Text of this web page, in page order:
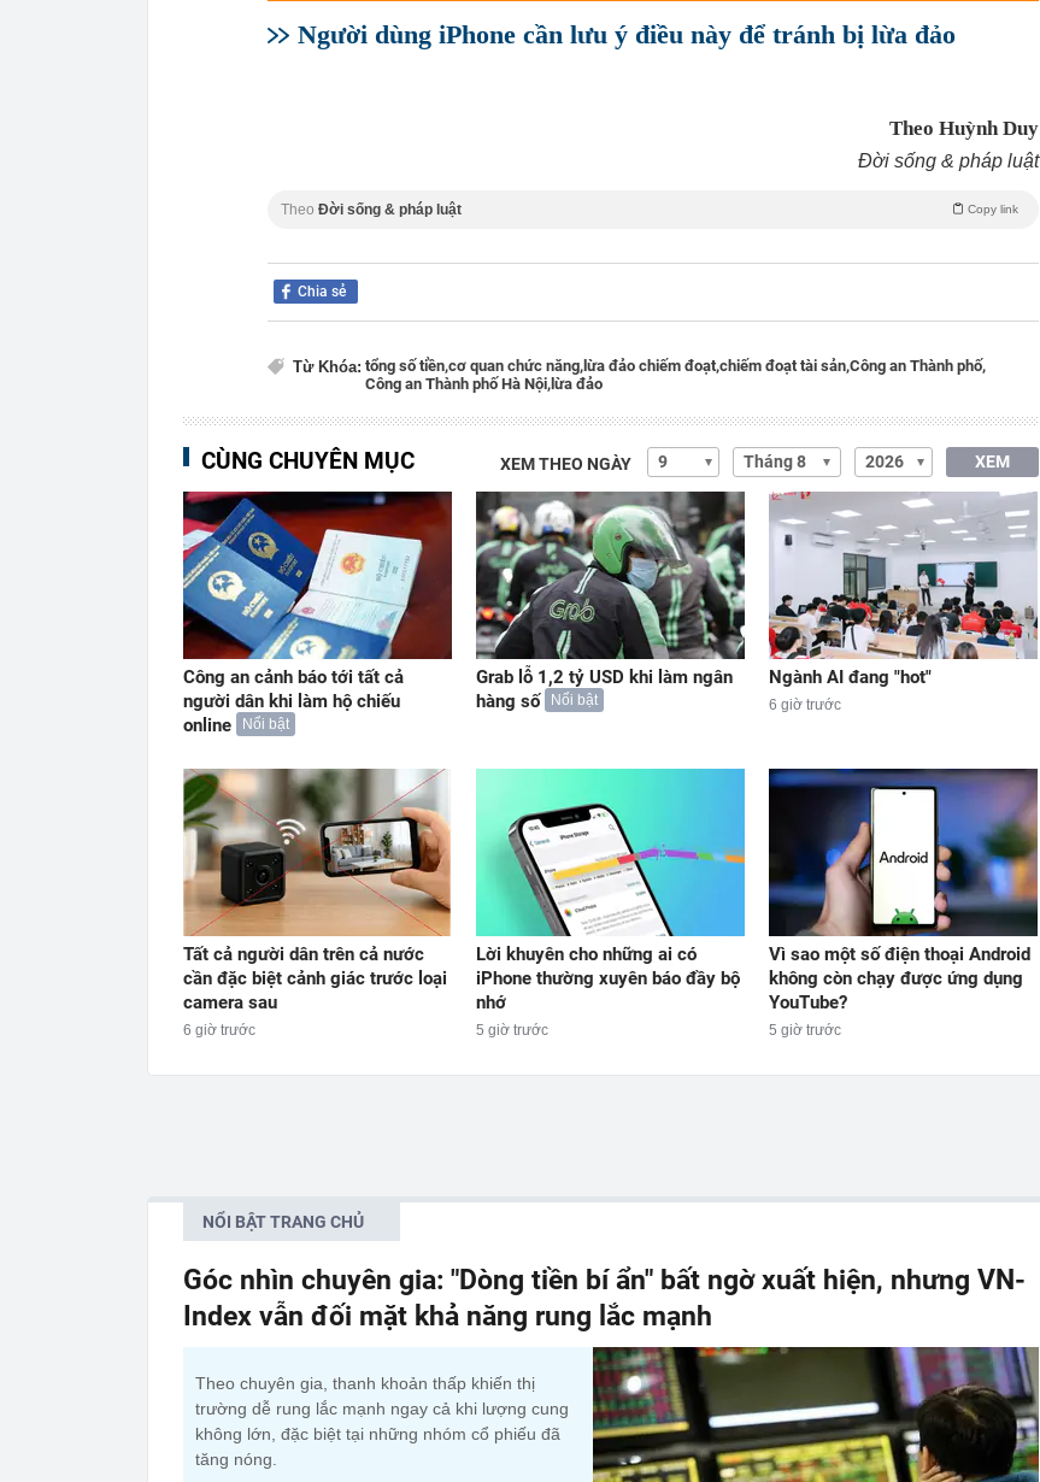
Người dùng iPhone cần lưu ý điều này để tránh bị lừa đảo
Theo Huỳnh Duy
Đời sống & pháp luật
Theo Đời sống & pháp luật Copy link
Chia sẻ
Từ Khóa: tổng số tiền,cơ quan chức năng,lừa đảo chiếm đoạt,chiếm đoạt tài sản,Công an Thành phố,
Công an Thành phố Hà Nội,lừa đảo
CÙNG CHUYÊN MỤC XEM THEO NGÀY XEM
Công an cảnh báo tới tất cả
người dân khi làm hộ chiếu
online
Nổi bật
Grab lỗ 1,2 tỷ USD khi làm ngân
hàng số
Nổi bật
Ngành AI đang "hot"
6 giờ trước
Tất cả người dân trên cả nước
cần đặc biệt cảnh giác trước loại
camera sau
6 giờ trước
Lời khuyên cho những ai có
iPhone thường xuyên báo đầy bộ
nhớ
5 giờ trước
Vì sao một số điện thoại Android
không còn chạy được ứng dụng
YouTube?
5 giờ trước
NỔI BẬT TRANG CHỦ
Góc nhìn chuyên gia: "Dòng tiền bí ẩn" bất ngờ xuất hiện, nhưng VN-
Index vẫn đối mặt khả năng rung lắc mạnh
Theo chuyên gia, thanh khoản thấp khiến thị
trường dễ rung lắc mạnh ngay cả khi lượng cung
không lớn, đặc biệt tại những nhóm cổ phiếu đã
tăng nóng.